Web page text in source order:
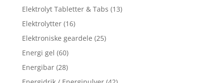
Elektrolyt Tabletter & Tabs (13)
Elektrolytter (16)
Elektroniske geardele (25)
Energi gel (60)
Energibar (28)